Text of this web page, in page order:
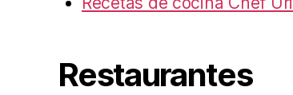
Restaurantes